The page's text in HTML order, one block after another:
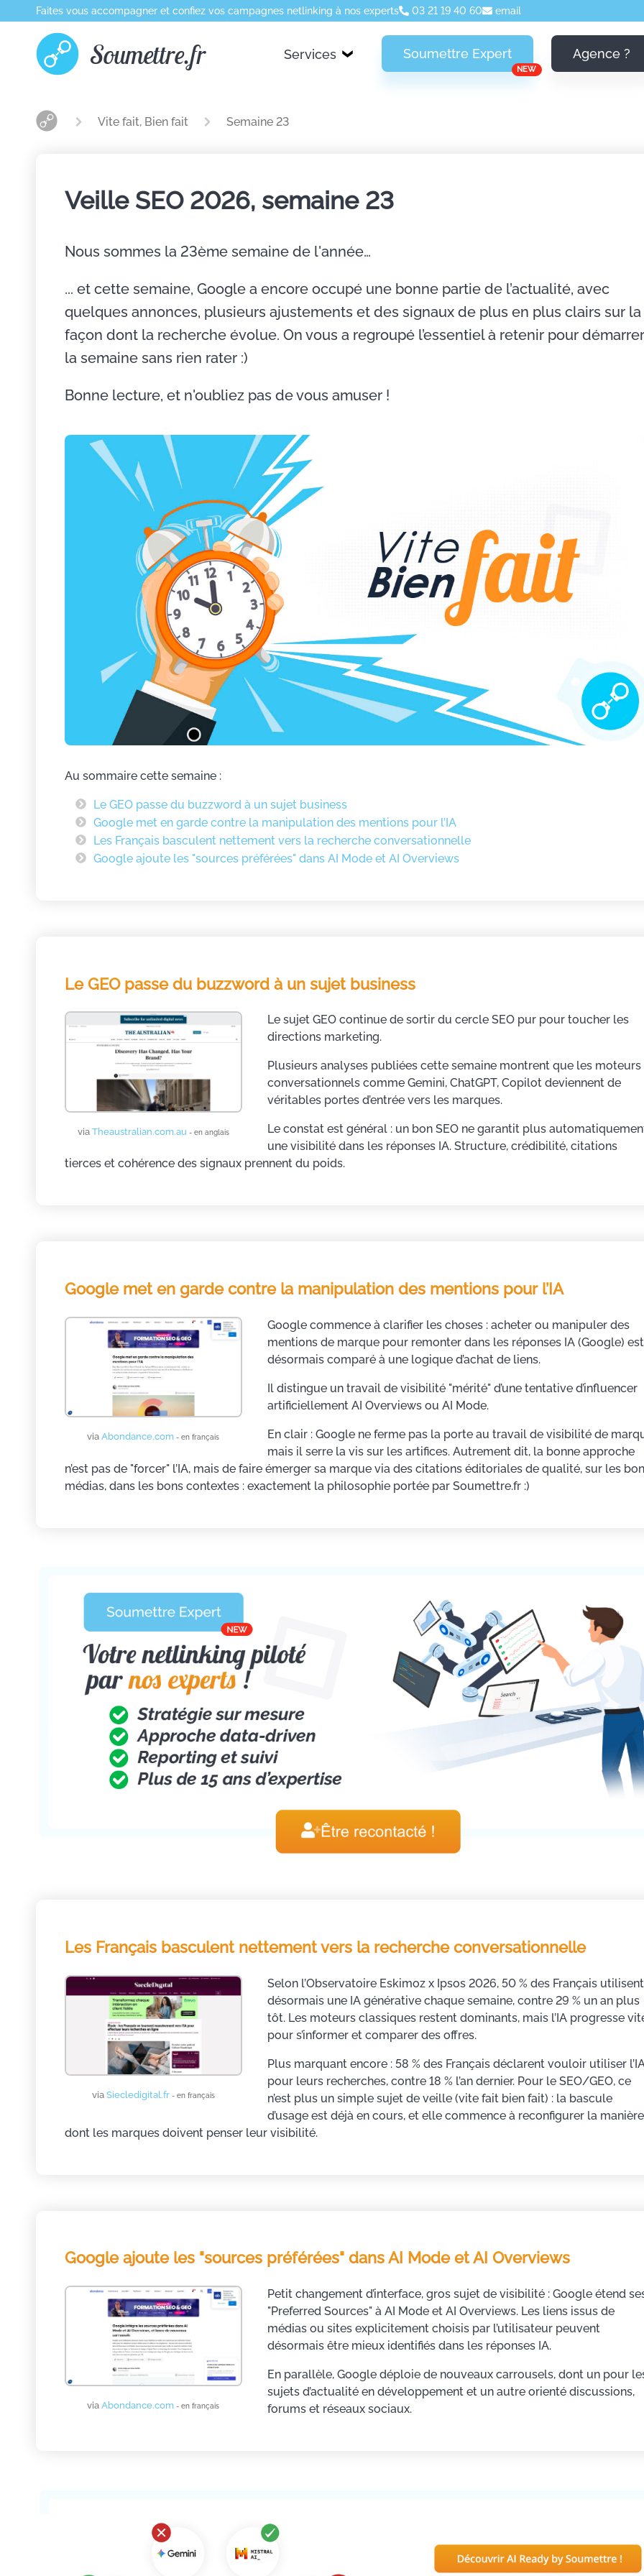
Faites vous accompagner et confiez vos campagnes netlinking à nos experts 03 21 19 40 60 email
Soumettre.fr Services Soumettre Expert
NEW
Agence ?
Vite fait, Bien fait Semaine 23
Veille SEO 2026, semaine 23
Nous sommes la 23ème semaine de l'année…
... et cette semaine, Google a encore occupé une bonne partie de l’actualité, avec
quelques annonces, plusieurs ajustements et des signaux de plus en plus clairs sur la
façon dont la recherche évolue. On vous a regroupé l’essentiel à retenir pour démarrer
la semaine sans rien rater :)
Bonne lecture, et n'oubliez pas de vous amuser !
Au sommaire cette semaine :
Le GEO passe du buzzword à un sujet business
Google met en garde contre la manipulation des mentions pour l’IA
Les Français basculent nettement vers la recherche conversationnelle
Google ajoute les "sources préférées" dans AI Mode et AI Overviews
Le GEO passe du buzzword à un sujet business
via Theaustralian.com.au - en anglais
Le sujet GEO continue de sortir du cercle SEO pur pour toucher les
directions marketing.
Plusieurs analyses publiées cette semaine montrent que les moteurs
conversationnels comme Gemini, ChatGPT, Copilot deviennent de
véritables portes d’entrée vers les marques.
Le constat est général : un bon SEO ne garantit plus
une visibilité dans les réponses IA. Structure, crédibilité, citations
tierces et cohérence des signaux prennent du poids.
Google met en garde contre la manipulation des mentions pour l’IA
viaAbondance.com- en français
Google commence à clarifier les choses : acheter ou manipuler des
mentions de marque pour remonter dans les réponses IA (Google) est
désormais comparé à une logique d’achat de liens.
Il distingue un travail de visibilité "mérité" d’une tentative d’influencer
artificiellement AI Overviews ou AI Mode.
En clair : Google ne ferme pas la porte au travail de visibilité de
mais il serre la vis sur les artifices. Autrement dit, la bonne approche
n’est pas de "forcer" l’IA, mais de faire émerger sa marque via des citations éditoriales de qualité, sur les
médias, dans les bons contextes : exactement la philosophie portée par Soumettre.fr :)
Les Français basculent nettement vers la recherche conversationnelle
via Siecledigital.fr - en français
Selon l’Observatoire Eskimoz x Ipsos 2026, 50 % des Français utilisent
désormais une IA générative chaque semaine, contre 29 % un an plus
tôt. Les moteurs classiques restent dominants, mais l’IA progresse
pour s’informer et comparer des offres.
Plus marquant encore : 58 % des Français déclarent vouloir utiliser
pour leurs recherches, contre 18 % l’an dernier. Pour le SEO/GEO, ce
n’est plus un simple sujet de veille (vite fait bien fait) : la bascule
d’usage est déjà en cours, et elle commence à reconfigurer la manière
dont les marques doivent penser leur visibilité.
Google ajoute les "sources préférées" dans AI Mode et AI Overviews
viaAbondance.com- en français
Petit changement d’interface, gros sujet de visibilité : Google étend
"Preferred Sources" à AI Mode et AI Overviews. Les liens issus de
médias ou sites explicitement choisis par l’utilisateur peuvent
désormais être mieux identifiés dans les réponses IA.
En parallèle, Google déploie de nouveaux carrousels, dont un pour
sujets d’actualité en développement et un autre orienté discussions,
forums et réseaux sociaux.